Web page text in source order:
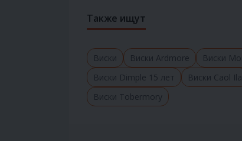
Также ищут
Виски Виски Ardmore Виски
Виски Dimple 15 лет
Виски Caol Ila
Виски Tobermory